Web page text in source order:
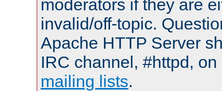
moderators if they are
invalid/off-topic.
Apache HTTP Server
IRC channel, #httpd,
mailing lists.